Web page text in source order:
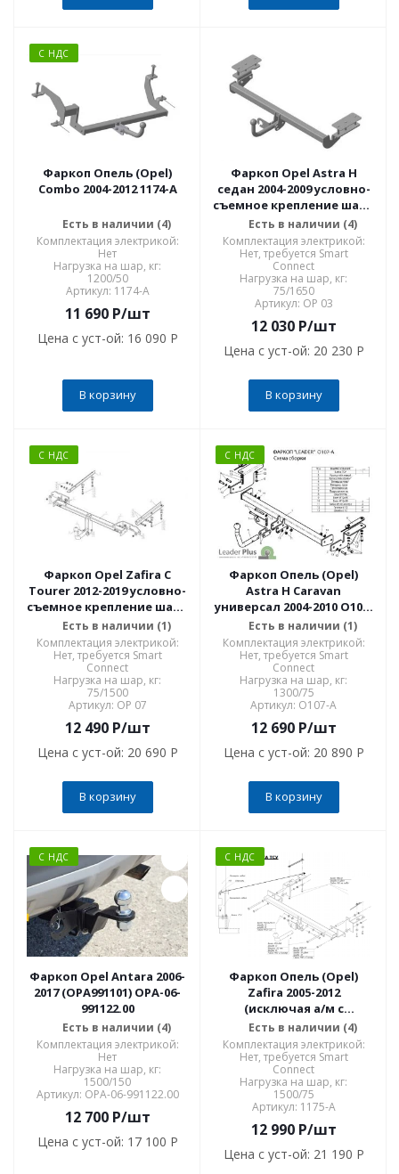
С НДС
Фаркоп Опель (Opel)
Combo 2004-2012 1174-A
Есть в наличии (4)
Комплектация электрикой:
Нет
Нагрузка на шар, кг:
1200/50
Артикул: 1174-A
11 690P/шт
Цена с уст-ой: 16 090 P
В корзину
Фаркоп Opel Astra H
седан 2004-2009 условно-
съемное крепление шара
OP 03
Есть в наличии (4)
Комплектация электрикой:
Нет, требуется Smart
Connect
Нагрузка на шар, кг:
75/1650
Артикул: OP 03
12 030P/шт
Цена с уст-ой: 20 230 P
В корзину
С НДС
Фаркоп Opel Zafira C
Tourer 2012-2019 условно-
съемное крепление шара
OP 07
Есть в наличии (1)
Комплектация электрикой:
Нет, требуется Smart
Connect
Нагрузка на шар, кг:
75/1500
Артикул: OP 07
12 490P/шт
Цена с уст-ой: 20 690 P
В корзину
С НДС
Фаркоп Опель (Opel)
Astra H Caravan
универсал 2004-2010 O107-
A
Есть в наличии (1)
Комплектация электрикой:
Нет, требуется Smart
Connect
Нагрузка на шар, кг:
1300/75
Артикул: O107-A
12 690P/шт
Цена с уст-ой: 20 890 P
В корзину
С НДС
Фаркоп Opel Antara 2006-
2017 (OPA991101) OPA-06-
991122.00
Есть в наличии (4)
Комплектация электрикой:
Нет
Нагрузка на шар, кг:
1500/150
Артикул: OPA-06-991122.00
12 700P/шт
Цена с уст-ой: 17 100 P
С НДС
Фаркоп Опель (Opel)
Zafira 2005-2012
(исключая а/м с
парктроником) 1175-A
Есть в наличии (4)
Комплектация электрикой:
Нет, требуется Smart
Connect
Нагрузка на шар, кг:
1500/75
Артикул: 1175-A
12 990P/шт
Цена с уст-ой: 21 190 P